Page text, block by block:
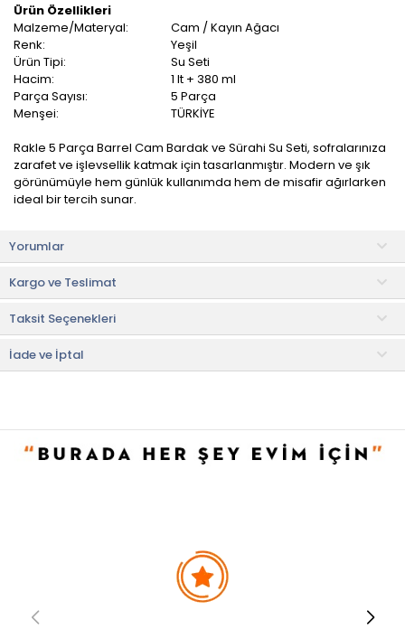
Ürün Özellikleri
Malzeme/Materyal:
Cam / Kayın Ağacı
Renk:
Yeşil
Ürün Tipi:
Su Seti
Hacim:
1 lt + 380 ml
Parça Sayısı:
5 Parça
Menşei:
TÜRKİYE
Rakle 5 Parça Barrel Cam Bardak ve Sürahi Su Seti, sofralarınıza
zarafet ve işlevsellik katmak için tasarlanmıştır. Modern ve şık
görünümüyle hem günlük kullanımda hem de misafir ağırlarken
ideal bir tercih sunar.
kolay kullanım sağlar. Sürahi ve bardakların uyumlu formu
sofranıza bütünlük kazandırır.
Su, meşrubat veya soğuk içecek servislerinizde şıklığı ön plana
çıkarır. Günlük sofralardan özel davetlere kadar her anınıza eşlik
edecek bu set, mutfağınızın ve sofralarınızın vazgeçilmez
parçalarından biri olur.
Kullanım ve Bakım Bilgileri
• " Ürün görsellerinde ışık, ortam ve dijital düzenlemelere bağlı
olarak renk ve doku farklılıkları oluşabilir. "
Yorumlar
Kargo ve Teslimat
Taksit Seçenekleri
İade ve İptal